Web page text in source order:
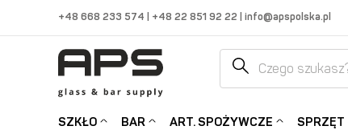
+48 668 233 574 | +48 22 851 92 22 | info@apspolska.pl
SZKŁO BAR ART. SPOŻYWCZE SPRZĘT